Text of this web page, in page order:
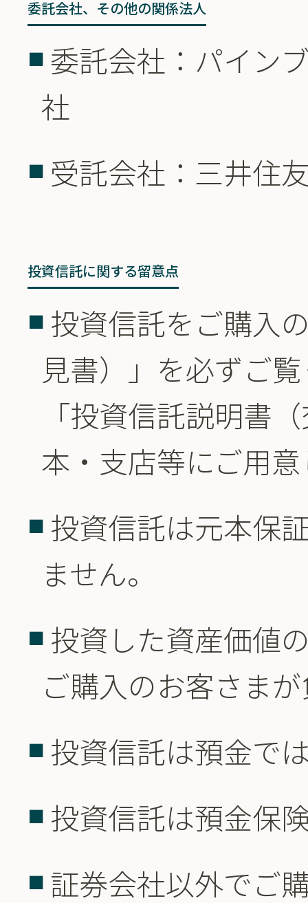
委託会社、その他の関係法人
委託会社：パイン
社
受託会社：三井住
投資信託に関する留意点
投資信託をご購入
見書）」を必ずご
「投資信託説明書
本・支店等にご用
投資信託は元本保
ません。
投資した資産価値
ご購入のお客さま
投資信託は預金で
投資信託は預金保
証券会社以外でご